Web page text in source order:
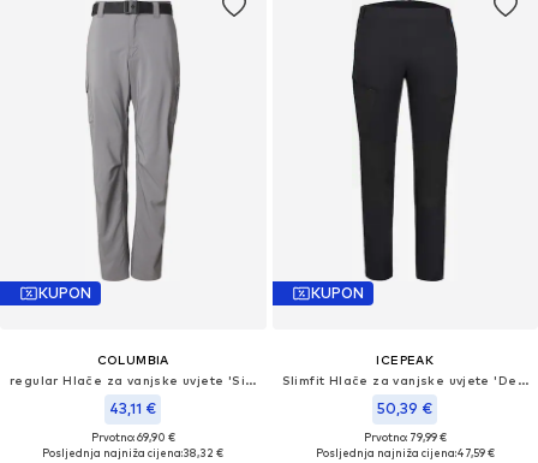
KUPON
COLUMBIA
regular Hlače za vanjske uvjete 'Silver Ridge™'
43,11 €
Prvotno: 69,90 €
Posljednja najniža cijena:38,32 €
KUPON
ICEPEAK
Slimfit Hlače za vanjske uvjete 'Deford'
50,39 €
Prvotno: 79,99 €
Posljednja najniža cijena:47,59 €